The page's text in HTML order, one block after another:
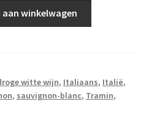
aan winkelwagen
witte wijn, Italiaans, Italië,
, sauvignon-blanc, Tramin,